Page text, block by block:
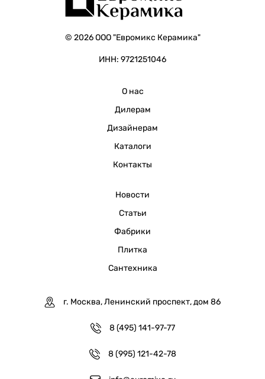
© 2026 ООО "Евромикс Керамика"
ИНН: 9721251046
О нас
Дилерам
Дизайнерам
Каталоги
Контакты
Новости
Статьи
Фабрики
Плитка
Сантехника
г. Москва, Ленинский проспект, дом 86
8 (495) 141-97-77
8 (995) 121-42-78